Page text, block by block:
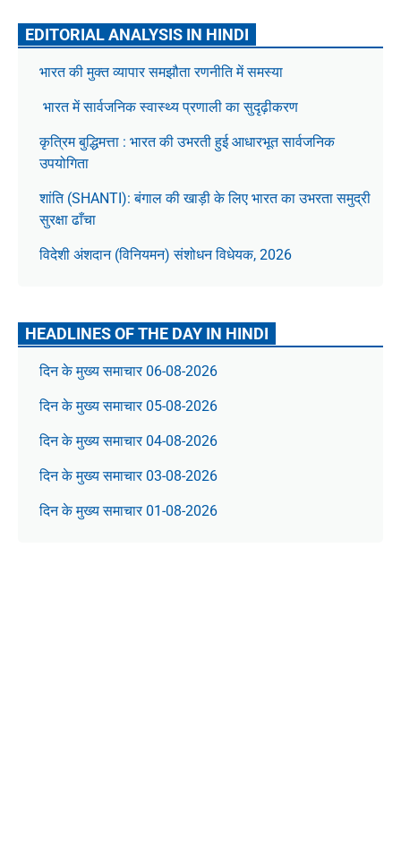
EDITORIAL ANALYSIS IN HINDI
भारत की मुक्त व्यापार समझौता रणनीति में समस्या
भारत में सार्वजनिक स्वास्थ्य प्रणाली का सुदृढ़ीकरण
कृत्रिम बुद्धिमत्ता : भारत की उभरती हुई आधारभूत सार्वजनिक
उपयोगिता
शांति (SHANTI): बंगाल की खाड़ी के लिए भारत का उभरता समुद्री
सुरक्षा ढाँचा
विदेशी अंशदान (विनियमन) संशोधन विधेयक, 2026
HEADLINES OF THE DAY IN HINDI
दिन के मुख्य समाचार 06-08-2026
दिन के मुख्य समाचार 05-08-2026
दिन के मुख्य समाचार 04-08-2026
दिन के मुख्य समाचार 03-08-2026
दिन के मुख्य समाचार 01-08-2026